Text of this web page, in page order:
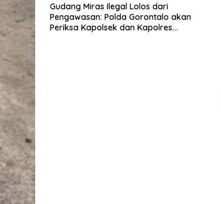
Gudang Miras Ilegal Lolos dari
Pengawasan: Polda Gorontalo akan
Periksa Kapolsek dan Kapolres